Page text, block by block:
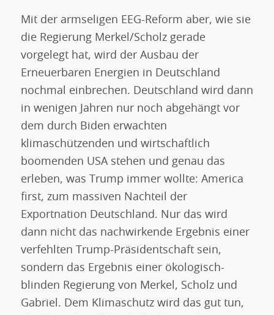
Mit der armseligen EEG-Reform aber, wie sie
die Regierung Merkel/Scholz gerade
vorgelegt hat, wird der Ausbau der
Erneuerbaren Energien in Deutschland
nochmal einbrechen. Deutschland wird dann
in wenigen Jahren nur noch abgehängt vor
dem durch Biden erwachten
klimaschützenden und wirtschaftlich
boomenden USA stehen und genau das
erleben, was Trump immer wollte: America
first, zum massiven Nachteil der
Exportnation Deutschland. Nur das wird
dann nicht das nachwirkende Ergebnis einer
verfehlten Trump-Präsidentschaft sein,
sondern das Ergebnis einer ökologisch-
blinden Regierung von Merkel, Scholz und
Gabriel. Dem Klimaschutz wird das gut tun,